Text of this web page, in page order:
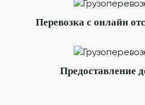
Перевозка с онлайн
Предоставление